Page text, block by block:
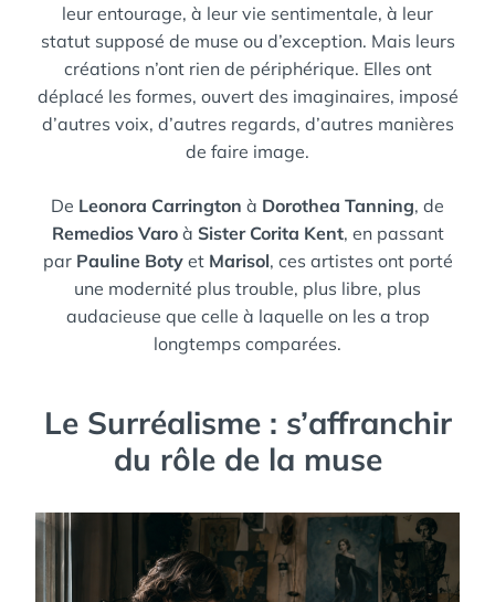
leur entourage, à leur vie sentimentale, à leur
statut supposé de muse ou d’exception. Mais leurs
créations n’ont rien de périphérique. Elles ont
déplacé les formes, ouvert des imaginaires, imposé
d’autres voix, d’autres regards, d’autres manières
de faire image.
De Leonora Carrington à Dorothea Tanning, de
Remedios Varoà Sister Corita Kent, en passant
par Pauline Botyet Marisol, ces artistes ont porté
une modernité plus trouble, plus libre, plus
audacieuse que celle à laquelle on les a trop
longtemps comparées.
Le Surréalisme : s’affranchir
du rôle de la muse